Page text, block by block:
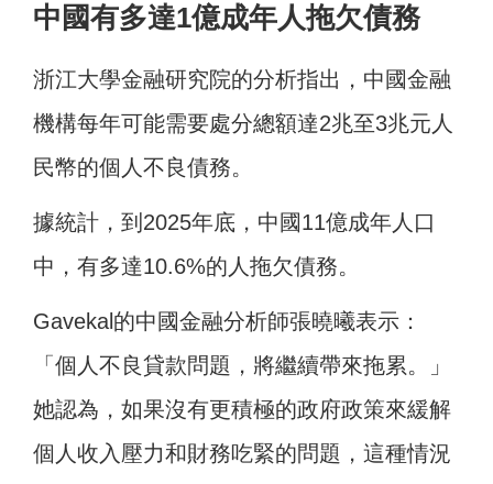
中國有多達1億成年人拖欠債務
浙江大學金融研究院的分析指出，中國金融
機構每年可能需要處分總額達2兆至3兆元人
民幣的個人不良債務。
據統計，到2025年底，中國11億成年人口
中，有多達10.6%的人拖欠債務。
Gavekal的中國金融分析師張曉曦表示：
「個人不良貸款問題，將繼續帶來拖累。」
她認為，如果沒有更積極的政府政策來緩解
個人收入壓力和財務吃緊的問題，這種情況